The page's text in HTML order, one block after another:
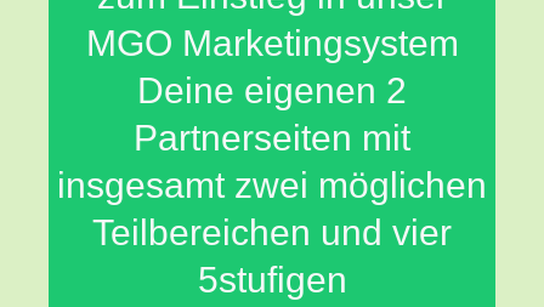
MGO Marketingsystem
Deine eigenen 2
Partnerseiten mit
insgesamt zwei möglichen
Teilbereichen und vier
5stufigen